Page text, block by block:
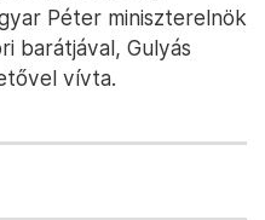
Péter miniszterelnök
barátjával, Gulyás
vívta.